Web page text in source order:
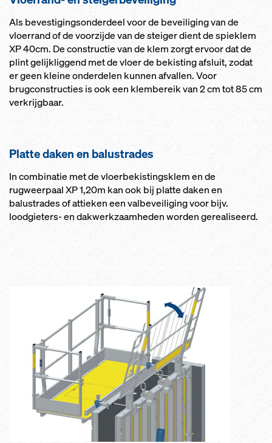
Als bevestigingsonderdeel voor de beveiliging van de
vloerrand of de voorzijde van de steiger dient de spieklem
XP 40cm. De constructie van de klem zorgt ervoor dat de
plint gelijkliggend met de vloer de bekisting afsluit, zodat
er geen kleine onderdelen kunnen afvallen. Voor
brugconstructies is ook een klembereik van 2 cm tot 85 cm
verkrijgbaar.
Platte daken en balustrades
In combinatie met de vloerbekistingsklem en de
rugweerpaal XP 1,20m kan ook bij platte daken en
balustrades of attieken een valbeveiliging voor bijv.
loodgieters- en dakwerkzaamheden worden gerealiseerd.